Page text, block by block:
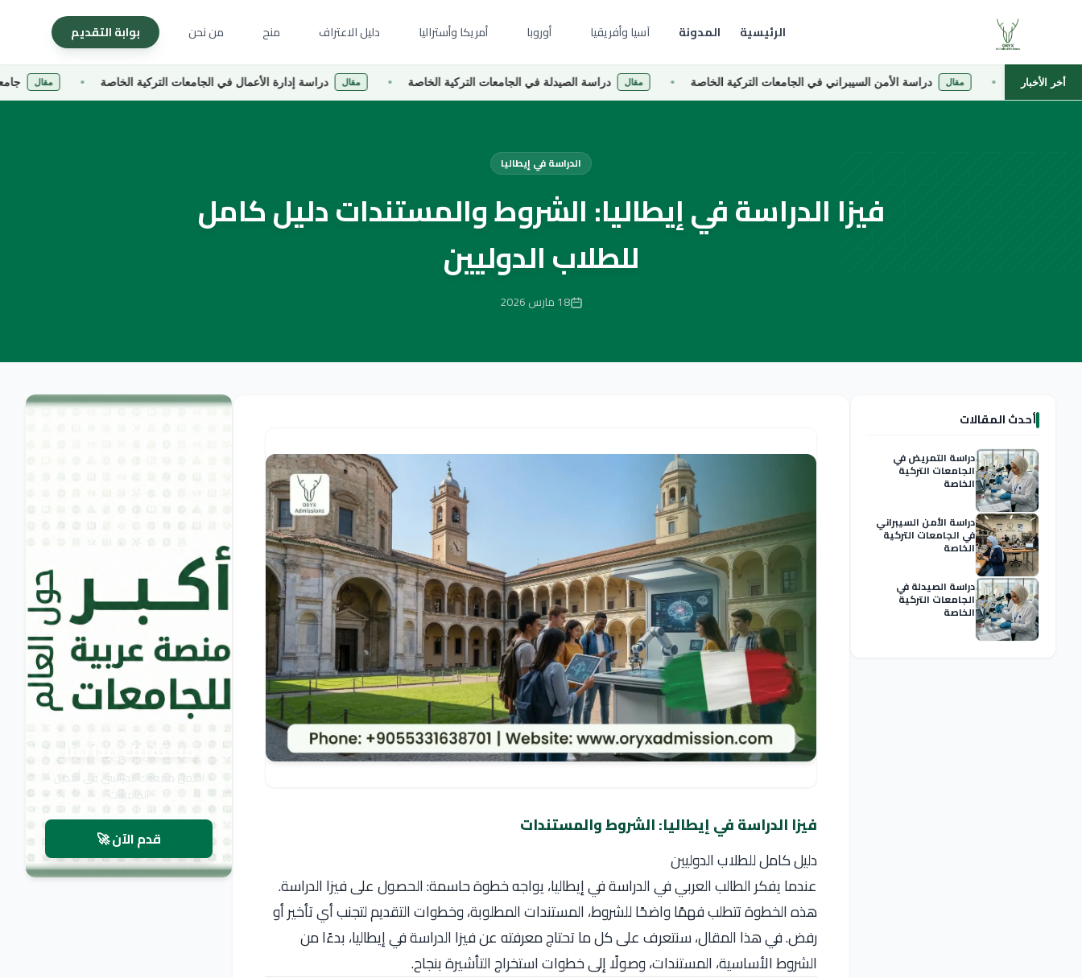
الرئيسية المدونة آسيا وأفريقيا أوروبا أمريكا وأستراليا دليل الاعتراف منح من نحن بوابة التقديم
أخر الأخبار دراسة الأمن السيبراني في الجامعات التركية الخاصة مقال دراسة الصيدلة في الجامعات التركية الخاصة مقال دراسة إدارة الأعمال في الجامعات التركية الخاصة مقال جامعة
الدراسة في إيطاليا
فيزا الدراسة في إيطاليا: الشروط والمستندات دليل كامل
للطلاب الدوليين
18 مارس 2026
أحدث المقالات
دراسة التمريض في
الجامعات التركية
الخاصة
دراسة الأمن السيبراني
في الجامعات التركية
الخاصة
دراسة الصيدلة في
الجامعات التركية
الخاصة
فيزا الدراسة في إيطاليا: الشروط والمستندات
دليل كامل للطلاب الدوليين
عندما يفكر الطالب العربي في الدراسة في إيطاليا، يواجه خطوة حاسمة: الحصول على فيزا الدراسة.
هذه الخطوة تتطلب فهمًا واضحًا للشروط، المستندات المطلوبة، وخطوات التقديم لتجنب أي تأخير أو
رفض. في هذا المقال، سنتعرف على كل ما تحتاج معرفته عن فيزا الدراسة في إيطاليا، بدءًا من
الشروط الأساسية، المستندات، وصولًا إلى خطوات استخراج التأشيرة بنجاح.
مستقبلك يبدأ هنا
اضمن مقعدك الدراسي في أفضل
الجامعات
قدم الآن 🚀